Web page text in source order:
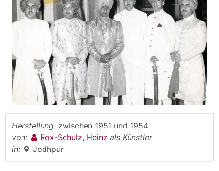
Herstellung: zwischen 1951 und 1954
von:
Rox-Schulz, Heinz als Künstler
in:
Jodhpur